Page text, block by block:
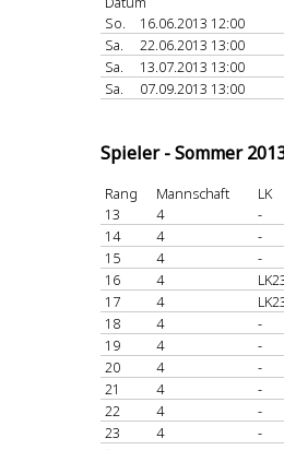
So.
16.06.2013 12:00
Sa.
22.06.2013 13:00
Sa.
13.07.2013 13:00
Sa.
07.09.2013 13:00
Spieler - Sommer
Rang Mannschaft
LK
13
4
-
14
4
-
15
4
-
16
4
17
4
18
4
-
19
4
-
20
4
-
21
4
-
22
4
-
23
4
-